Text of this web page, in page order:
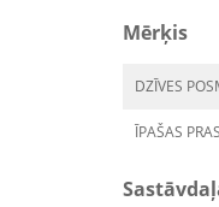
Mērķis
DZĪVES
ĪPAŠAS